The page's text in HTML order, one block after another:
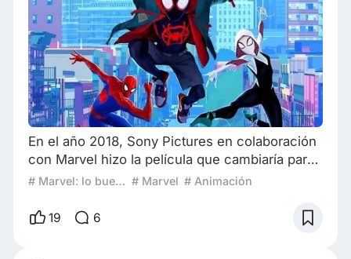
En el año 2018, Sony Pictures en colaboración
con Marvel hizo la película que cambiaría para
siempre la forma de hacer un filme de
La película cuenta la historia de Miles Morales,
# Marvel: lo bueno, lo malo y lo feo # Marvel # Animación
19 6